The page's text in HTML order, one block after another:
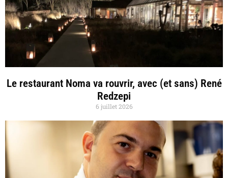
Le restaurant Noma va rouvrir, avec (et sans) René
Redzepi
6 juillet 2026